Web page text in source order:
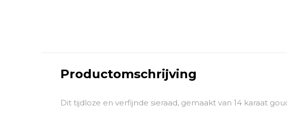
Productomschrijving
Dit tijdloze en verfijnde sieraad, gemaakt van 14 karaat